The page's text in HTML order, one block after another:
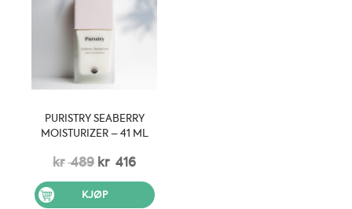
PURISTRY SEABERRY
MOISTURIZER – 41 ML
kr489 Opprinnelig
pris
var:
kr 416Nåværende
pris
KJØP